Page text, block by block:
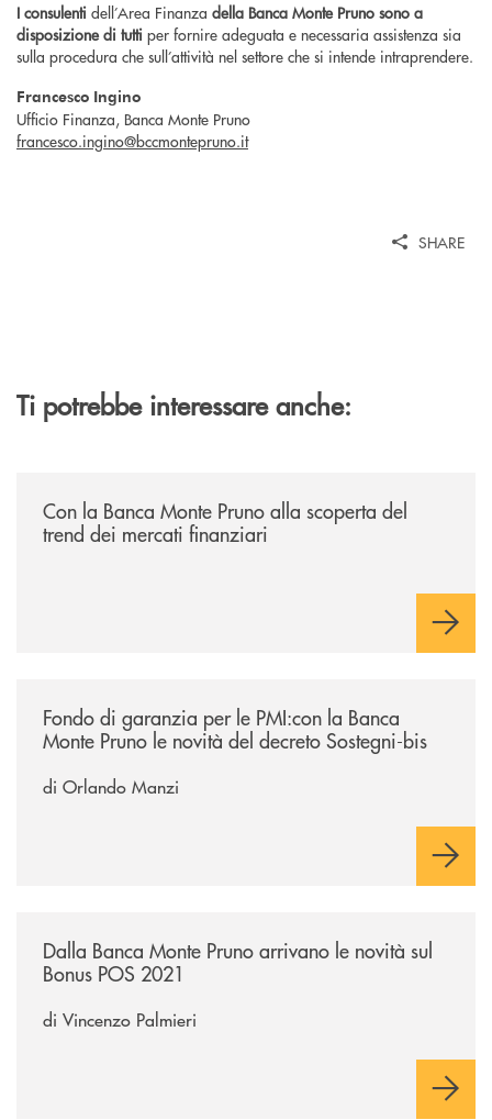
I consulenti dell’Area Finanza della Banca Monte Pruno sono a
disposizione di tutti per fornire adeguata e necessaria assistenza sia
sulla procedura che sull’attività nel settore che si intende intraprendere.
Francesco Ingino
Ufficio Finanza, Banca Monte Pruno
francesco.ingino@bccmontepruno.it
SHARE
Ti potrebbe interessare anche:
Con la Banca Monte Pruno alla scoperta del
trend dei mercati finanziari
Fondo di garanzia per le PMI:con la Banca
Monte Pruno le novità del decreto Sostegni-bis
di Orlando Manzi
Dalla Banca Monte Pruno arrivano le novità sul
Bonus POS 2021
di Vincenzo Palmieri